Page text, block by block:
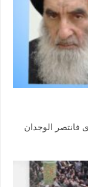
فانتصر الوجدان